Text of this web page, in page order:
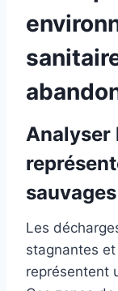
Analyser
Les
stagnantes
représentent